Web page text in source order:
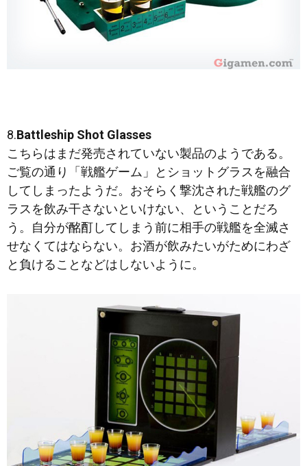
8.Battleship Shot Glasses
こちらはまだ発売されていない製品のようである。
ご覧の通り「戦艦ゲーム」とショットグラスを融合
してしまったようだ。おそらく撃沈された戦艦のグ
ラスを飲み干さないといけない、ということだろ
う。自分が酩酊してしまう前に相手の戦艦を全滅さ
せなくてはならない。お酒が飲みたいがためにわざ
と負けることなどはしないように。